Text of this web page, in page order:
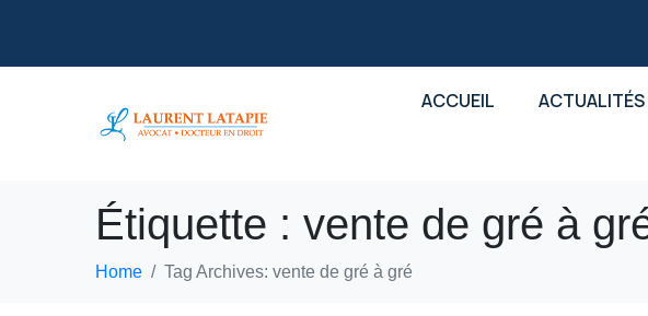
ACCUEIL ACTUALITÉS
Étiquette :vente de gré à
Home Tag Archives: vente de gré à gré